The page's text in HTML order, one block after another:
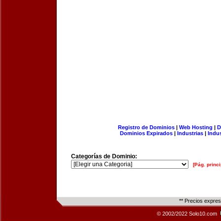
Registro de Dominios| Web Hosting |
Dominios Expirados | Industrias |
Categorías de Dominio:
[Pág.
** Precios
© 2002/2022 Solo10.com